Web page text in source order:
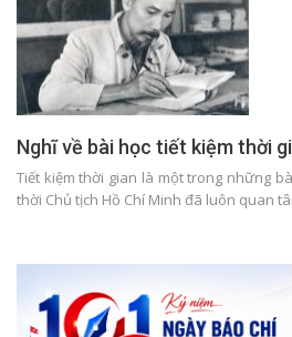
Nghĩ về bài học tiết kiệm thời
Tiết kiệm thời gian là một trong những
thời Chủ tịch Hồ Chí Minh đã luôn quan